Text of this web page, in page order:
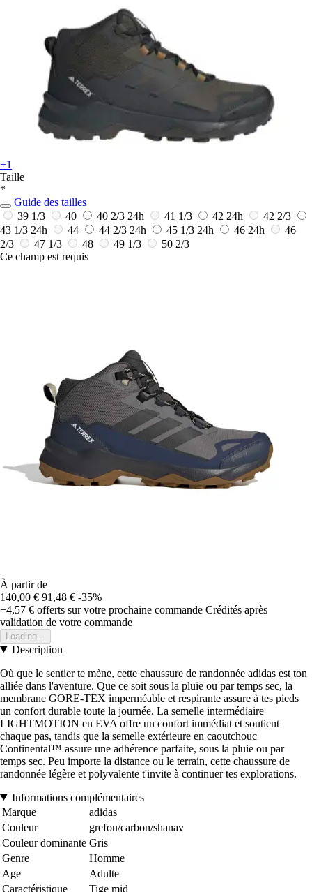
+1
Taille
*
Guide des tailles
39 1/3
40 40 2/3 24h 41 1/3 42 24h
42 2/3
43 1/3 24h 44 44 2/3 24h 45 1/3 24h 46 24h
46
2/3
47 1/3 48 49 1/3
50 2/3
Ce champ est requis
À partir de
140,00 € 91,48 € -35%
+4,57 € offerts sur votre prochaine commande Crédités après
validation de votre commande
Loading...
Description
Où que le sentier te mène, cette chaussure de randonnée adidas est ton
alliée dans l'aventure. Que ce soit sous la pluie ou par temps sec, la
membrane GORE-TEX imperméable et respirante assure à tes pieds
un confort durable toute la journée. La semelle intermédiaire
LIGHTMOTION en EVA offre un confort immédiat et soutient
chaque pas, tandis que la semelle extérieure en caoutchouc
Continental™ assure une adhérence parfaite, sous la pluie ou par
temps sec. Peu importe la distance ou le terrain, cette chaussure de
randonnée légère et polyvalente t'invite à continuer tes explorations.
Informations complémentaires
Marque
adidas
Couleur
grefou/carbon/shanav
Couleur dominante Gris
Genre
Homme
Age
Adulte
Caractéristique
Tige mid